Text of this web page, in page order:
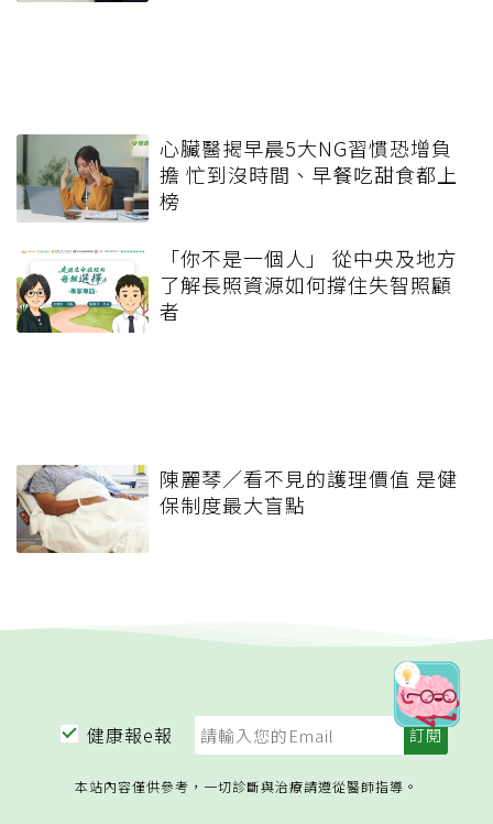
心臟醫揭早晨5大NG習慣恐增負
擔 忙到沒時間、早餐吃甜食都上
榜
「你不是一個人」 從中央及地方
了解長照資源如何撐住失智照顧
者
陳麗琴／看不見的護理價值 是健
保制度最大盲點
健康報e報
本站內容僅供參考，一切診斷與治療請遵從醫師指導。